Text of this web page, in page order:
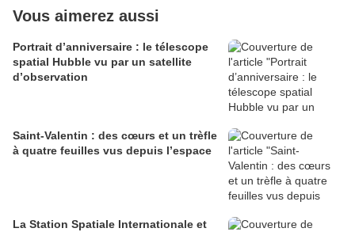
Vous aimerez aussi
Portrait d’anniversaire : le télescope
spatial Hubble vu par un satellite
d’observation
Saint-Valentin : des cœurs et un trèfle
à quatre feuilles vus depuis l’espace
La Station Spatiale Internationale et